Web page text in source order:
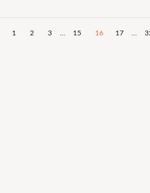
1 2 3 15 16 17